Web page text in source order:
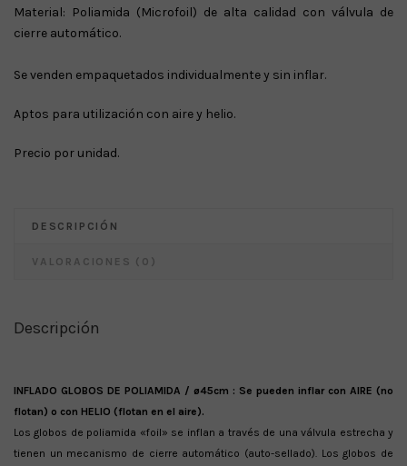
Material: Poliamida (Microfoil) de alta calidad con válvula de
cierre automático.
Se venden empaquetados individualmente y sin inflar.
Aptos para utilización con aire y helio.
Precio por unidad.
DESCRIPCIÓN
VALORACIONES (0)
Descripción
INFLADO GLOBOS DE POLIAMIDA / ø45cm : Se pueden inflar con AIRE (no
flotan) o con HELIO (flotan en el aire).
Los globos de poliamida «foil» se inflan a través de una válvula estrecha y
tienen un mecanismo de cierre automático (auto-sellado). Los globos de